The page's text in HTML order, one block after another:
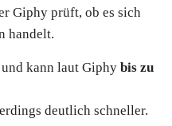
Giphy prüft, ob es sich
handelt.
kann laut Giphy bis zu
deutlich schneller.